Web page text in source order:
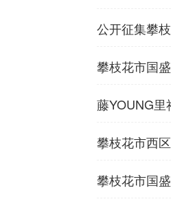
公开征集攀
攀枝花市国
藤YOUNG
攀枝花市西
攀枝花市国